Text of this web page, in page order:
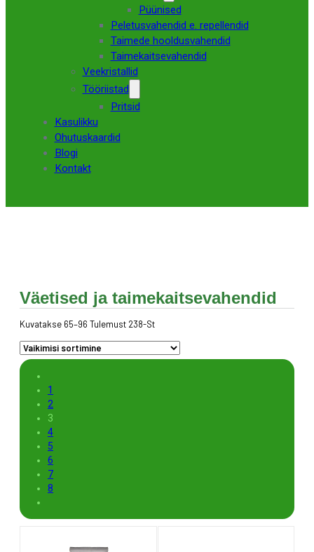
Püünised
Peletusvahendid e. repellendid
Taimede hooldusvahendid
Taimekaitsevahendid
Veekristallid
Tööriistad
Pritsid
Kasulikku
Ohutuskaardid
Blogi
Kontakt
Väetised ja taimekaitsevahendid
Kuvatakse 65–96 Tulemust 238-St
1
2
3
4
5
6
7
8